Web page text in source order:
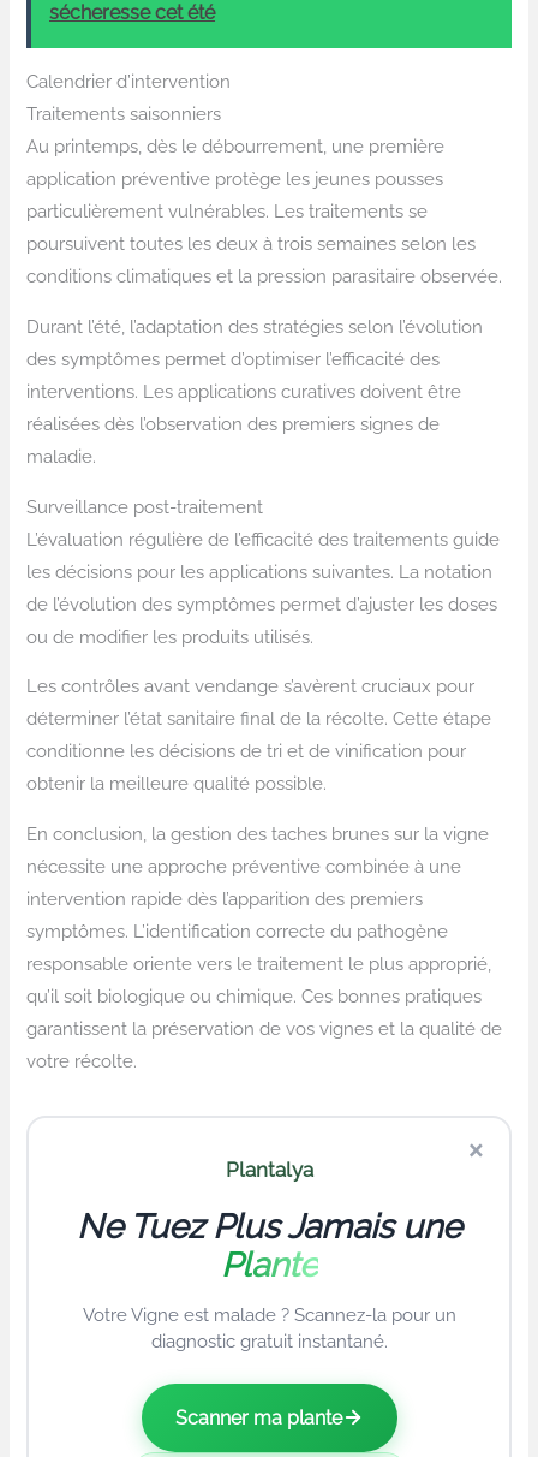
sécheresse cet été
Calendrier d’intervention
Traitements saisonniers
Au printemps, dès le débourrement, une première
application préventive protège les jeunes pousses
particulièrement vulnérables. Les traitements se
poursuivent toutes les deux à trois semaines selon les
conditions climatiques et la pression parasitaire observée.
Durant l’été, l’adaptation des stratégies selon l’évolution
des symptômes permet d’optimiser l’efficacité des
interventions. Les applications curatives doivent être
réalisées dès l’observation des premiers signes de
maladie.
Surveillance post-traitement
L’évaluation régulière de l’efficacité des traitements guide
les décisions pour les applications suivantes. La notation
de l’évolution des symptômes permet d’ajuster les doses
ou de modifier les produits utilisés.
Les contrôles avant vendange s’avèrent cruciaux pour
déterminer l’état sanitaire final de la récolte. Cette étape
conditionne les décisions de tri et de vinification pour
obtenir la meilleure qualité possible.
En conclusion, la gestion des taches brunes sur la vigne
nécessite une approche préventive combinée à une
intervention rapide dès l’apparition des premiers
symptômes. L’identification correcte du pathogène
responsable oriente vers le traitement le plus approprié,
qu’il soit biologique ou chimique. Ces bonnes pratiques
garantissent la préservation de vos vignes et la qualité de
votre récolte.
×
Plantalya
Ne Tuez Plus Jamais une
Plante
Votre Vigne est malade ? Scannez-la pour un
diagnostic gratuit instantané.
Scanner ma plante